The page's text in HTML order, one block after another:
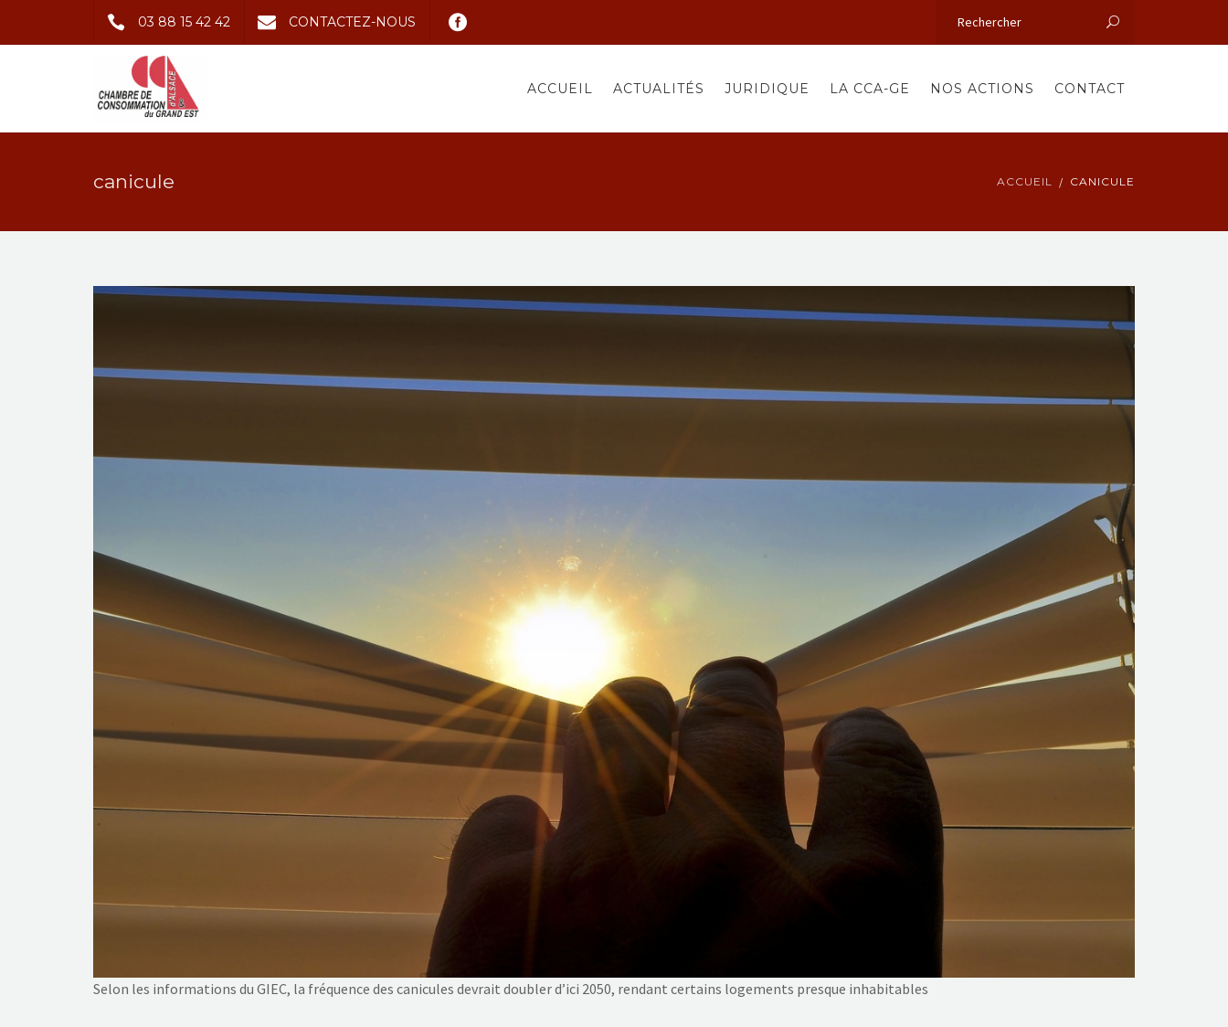
03 88 15 42 42 CONTACTEZ-NOUS
ACCUEIL ACTUALITÉS JURIDIQUE LA CCA-GE NOS ACTIONS CONTACT
canicule ACCUEIL CANICULE
Selon les informations du GIEC, la fréquence des canicules devrait doubler d’ici 2050, rendant certains logements presque inhabitables